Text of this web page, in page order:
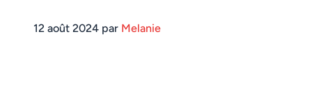
12 août 2024 par Melanie